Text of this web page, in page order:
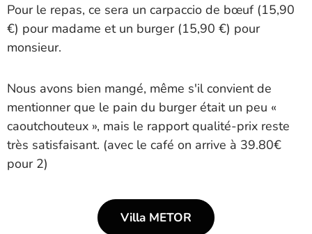
Pour le repas, ce sera un carpaccio de bœuf (15,90
€) pour madame et un burger (15,90 €) pour
monsieur.
Nous avons bien mangé, même s'il convient de
mentionner que le pain du burger était un peu «
caoutchouteux », mais le rapport qualité-prix reste
très satisfaisant. (avec le café on arrive à 39.80€
pour 2)
Villa METOR